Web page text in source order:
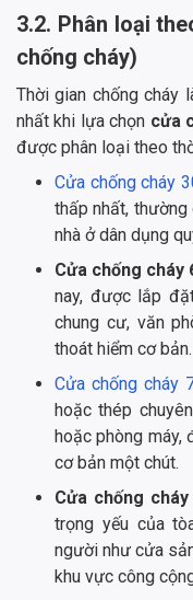
3.2. Phân loại
chống cháy)
Thời gian chống cháy
nhất khi lựa chọn cửa
được phân loại theo
Cửa chống cháy
thấp nhất,
nhà ở dân dụng
Cửa chống cháy
nay, được lắp
chung cư, văn
thoát hiểm cơ bản.
Cửa chống cháy
hoặc thép
hoặc phòng máy,
cơ bản một chút.
Cửa chống
trọng yếu của
người như cửa
khu vực công